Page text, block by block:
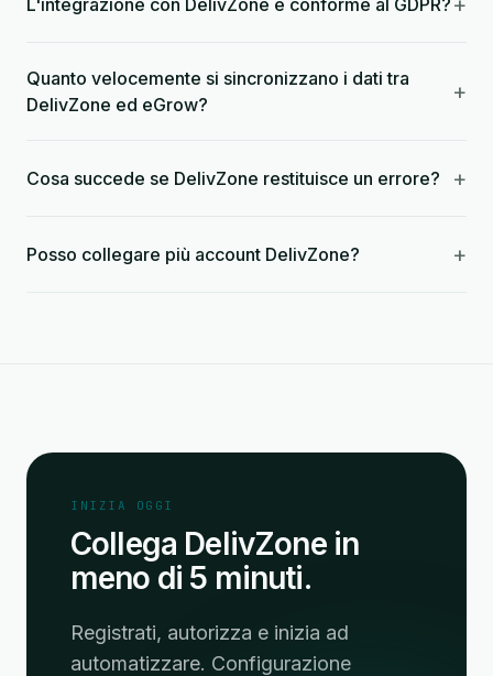
L'integrazione con DelivZone è conforme al GDPR?
Quanto velocemente si sincronizzano i dati tra
DelivZone ed eGrow?
+
Cosa succede se DelivZone restituisce un errore? +
Posso collegare più account DelivZone? +
INIZIA OGGI
Collega DelivZone in
meno di 5 minuti.
Registrati, autorizza e inizia ad
automatizzare. Configurazione